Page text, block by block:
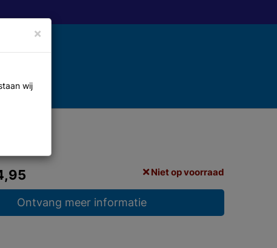
Niet op voorraad
Ontvang meer informatie
×
wij